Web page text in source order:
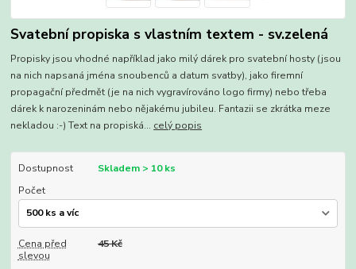
Svatební propiska s vlastním textem - sv.zelená
Propisky jsou vhodné například jako milý dárek pro svatební hosty (jsou
na nich napsaná jména snoubenců a datum svatby), jako firemní
propagační předmět (je na nich vygravírováno logo firmy) nebo třeba
dárek k narozeninám nebo nějakému jubileu. Fantazii se zkrátka meze
nekladou :-) Text na propiská... celý popis
Dostupnost
Skladem > 10 ks
Počet
Cena před
slevou
45 Kč